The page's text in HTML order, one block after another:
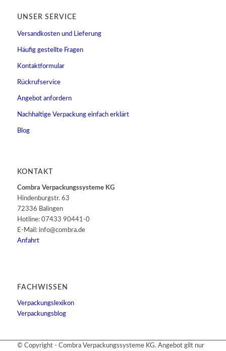
UNSER SERVICE
Versandkosten und Lieferung
Häufig gestellte Fragen
Kontaktformular
Rückrufservice
Angebot anfordern
Nachhaltige Verpackung einfach erklärt
Blog
KONTAKT
Combra Verpackungssysteme KG
Hindenburgstr. 63
72336 Balingen
Hotline: 07433 90441-0
E-Mail: info@combra.de
Anfahrt
FACHWISSEN
Verpackungslexikon
Verpackungsblog
© Copyright - Combra Verpackungssysteme KG. Angebot gilt nur